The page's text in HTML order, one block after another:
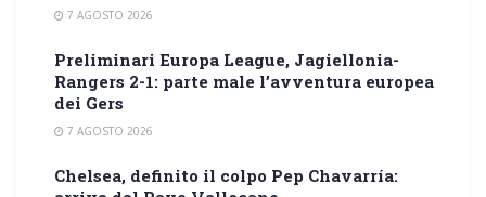
7 AGOSTO 2026
Preliminari Europa League, Jagiellonia-
Rangers 2-1: parte male l’avventura europea
dei Gers
7 AGOSTO 2026
Chelsea, definito il colpo Pep Chavarría: